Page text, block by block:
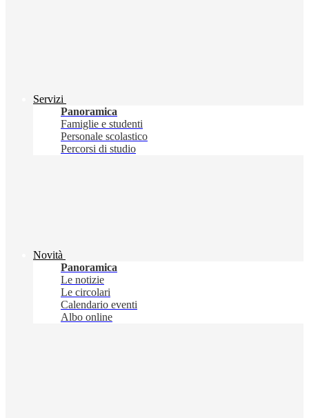
Servizi
Panoramica
Famiglie e studenti
Personale scolastico
Percorsi di studio
Novità
Panoramica
Le notizie
Le circolari
Calendario eventi
Albo online